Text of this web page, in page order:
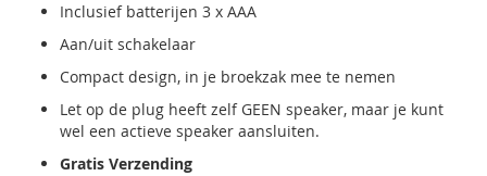
Inclusief batterijen 3 x AAA
Aan/uit schakelaar
Compact design, in je broekzak mee te nemen
Let op de plug heeft zelf GEEN speaker, maar je kunt
wel een actieve speaker aansluiten.
Gratis Verzending